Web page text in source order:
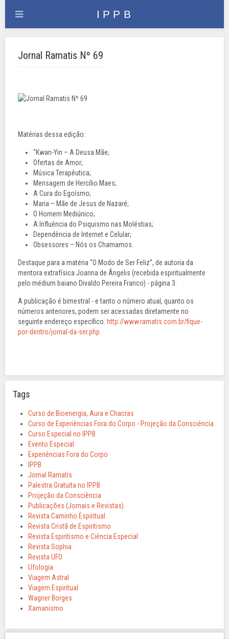
Jornal Ramatis Nº 69
Matérias dessa edição:
“Kwan-Yin – A Deusa Mãe;
Ofertas de Amor;
Música Terapêutica;
Mensagem de Hercílio Maes;
A Cura do Egoísmo;
Maria – Mãe de Jesus de Nazaré;
O Homem Mediúnico;
A Influência do Psiquismo nas Moléstias;
Dependência de Internet e Celular;
Obsessores – Nós os Chamamos.
Destaque para a matéria “O Modo de Ser Feliz”, de autoria da
mentora extrafísica Joanna de Ângelis (recebida espiritualmente
pelo médium baiano Divaldo Pereira Franco) - página 3.
A publicação é bimestral - e tanto o número atual, quanto os
números anteriores, podem ser acessadas diretamente no
seguinte endereço específico: http://www.ramatis.com.br/fique-
por-dentro/jornal-da-ser.php
Tags
Curso de Bioenergia, Aura e Chacras
Curso de Experiências Fora do Corpo - Projeção da Consciência
Curso Especial no IPPB
Evento Especial
Experiências Fora do Corpo
IPPB
Jornal Ramatís
Palestra Gratuita no IPPB
Projeção da Consciência
Publicações (Jornais e Revistas)
Revista Caminho Espiritual
Revista Cristã de Espiritismo
Revista Espiritismo e Ciência Especial
Revista Sophia
Revista UFO
Ufologia
Viagem Astral
Viagem Espiritual
Wagner Borges
Xamanismo